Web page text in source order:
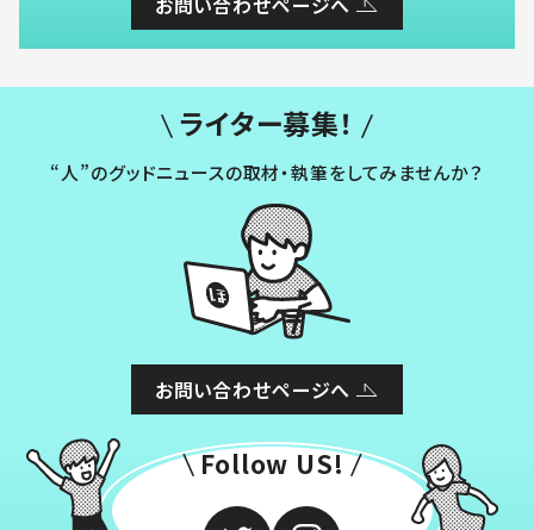
ライター募集！
“人”のグッドニュースの取材・執筆をしてみませんか？
お問い合わせページへ
Follow US!